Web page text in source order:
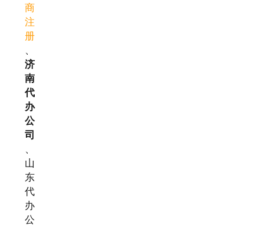
商
注
册
、
济
南
代
办
公
司
、
山
东
代
办
公